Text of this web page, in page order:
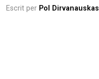
Escrit per Pol Dirvanauskas